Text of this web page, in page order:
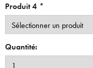
Produit 4 *
Quantité: